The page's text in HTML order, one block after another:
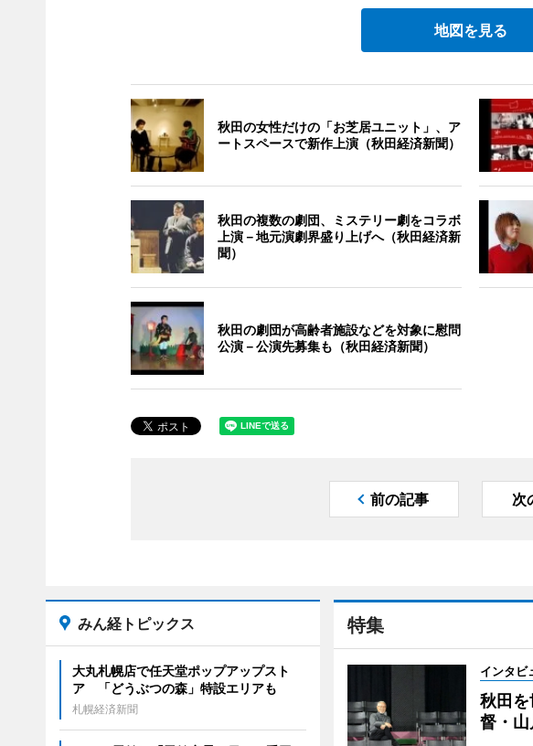
地図を見る
秋田の女性だけの「お芝居ユニット」、ア
ートスペースで新作上演（秋田経済新聞）
秋田の複数の劇団、ミステリー劇をコラボ
上演－地元演劇界盛り上げへ（秋田経済新
聞）
秋田の劇団が高齢者施設などを対象に慰問
公演－公演先募集も（秋田経済新聞）
前の記事 次
特集
インタビ
秋田
督・
みん経トピックス
大丸札幌店で任天堂ポップアップスト
ア 「どうぶつの森」特設エリアも
札幌経済新聞